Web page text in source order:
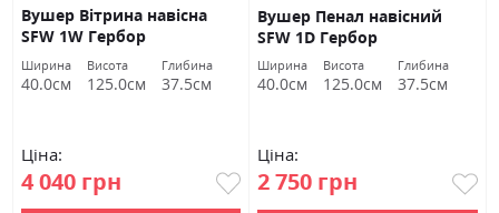
Вушер Вітрина навісна
SFW 1W Гербор
Ширина
40.0см
Висота
125.0см
Глибина
37.5см
Ціна:
4 040 грн
Вушер Пенал навісний
SFW 1D Гербор
Ширина
40.0см
Висота
125.0см
Глибина
37.5см
Ціна:
2 750 грн